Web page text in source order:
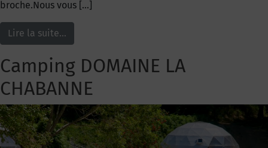
broche.Nous vous […]
Lire la suite…
Camping DOMAINE LA
CHABANNE